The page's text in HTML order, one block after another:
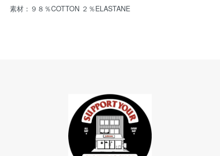
素材：９８％COTTON ２％ELASTANE